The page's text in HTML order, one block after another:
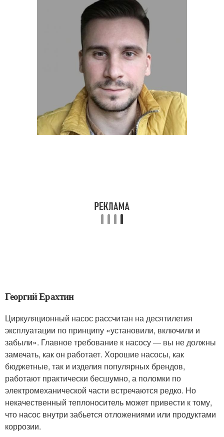
Георгий Ерахтин
Циркуляционный насос рассчитан на десятилетия
эксплуатации по принципу «установили, включили и
забыли». Главное требование к насосу — вы не должны
замечать, как он работает. Хорошие насосы, как
бюджетные, так и изделия популярных брендов,
работают практически бесшумно, а поломки по
электромеханической части встречаются редко. Но
некачественный теплоноситель может привести к тому,
что насос внутри забьется отложениями или продуктами
коррозии.